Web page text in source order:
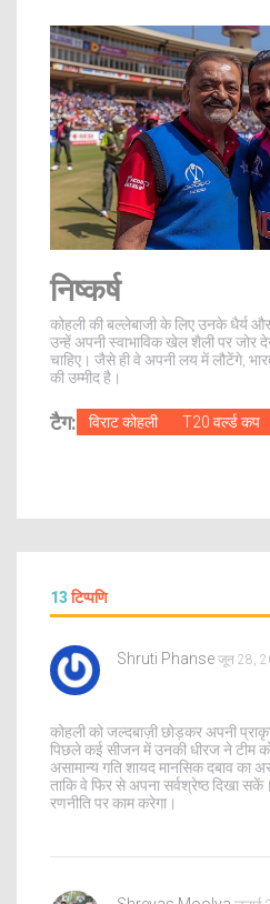
निष्कर्ष
कोहली की बल्लेबाजी के लिए उनके धैर्य
उन्हें अपनी स्वाभाविक खेल शैली पर जोर
चाहिए। जैसे ही वे अपनी लय में लौटेंगे,
की उम्मीद है।
टैग: विराट कोहली T20 वर्ल्ड कप
13टिप्पणि
Shruti Phanse जून 28,
कोहली को जल्दबाज़ी छोड़कर अपनी
पिछले कई सीजन में उनकी धीरज ने टीम
असामान्य गति शायद मानसिक दबाव का
ताकि वे फिर से अपना सर्वश्रेष्ठ दिखा
रणनीति पर काम करेगा।